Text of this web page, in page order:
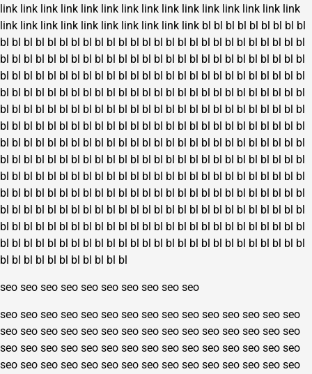
link link link link link link link link link link link link link link link
link link link link link link link link link link bl bl bl bl bl bl bl bl bl
bl bl bl bl bl bl bl bl bl bl bl bl bl bl bl bl bl bl bl bl bl bl bl bl bl bl
bl bl bl bl bl bl bl bl bl bl bl bl bl bl bl bl bl bl bl bl bl bl bl bl bl bl
bl bl bl bl bl bl bl bl bl bl bl bl bl bl bl bl bl bl bl bl bl bl bl bl bl bl
bl bl bl bl bl bl bl bl bl bl bl bl bl bl bl bl bl bl bl bl bl bl bl bl bl bl
bl bl bl bl bl bl bl bl bl bl bl bl bl bl bl bl bl bl bl bl bl bl bl bl bl bl
bl bl bl bl bl bl bl bl bl bl bl bl bl bl bl bl bl bl bl bl bl bl bl bl bl bl
bl bl bl bl bl bl bl bl bl bl bl bl bl bl bl bl bl bl bl bl bl bl bl bl bl bl
bl bl bl bl bl bl bl bl bl bl bl bl bl bl bl bl bl bl bl bl bl bl bl bl bl bl
bl bl bl bl bl bl bl bl bl bl bl bl bl bl bl bl bl bl bl bl bl bl bl bl bl bl
bl bl bl bl bl bl bl bl bl bl bl bl bl bl bl bl bl bl bl bl bl bl bl bl bl bl
bl bl bl bl bl bl bl bl bl bl bl bl bl bl bl bl bl bl bl bl bl bl bl bl bl bl
bl bl bl bl bl bl bl bl bl bl bl bl bl bl bl bl bl bl bl bl bl bl bl bl bl bl
bl bl bl bl bl bl bl bl bl bl bl bl bl bl bl bl bl bl bl bl bl bl bl bl bl bl
bl bl bl bl bl bl bl bl bl bl bl
seo seo seo seo seo seo seo seo seo seo
seo seo seo seo seo seo seo seo seo seo seo seo seo seo seo
seo seo seo seo seo seo seo seo seo seo seo seo seo seo seo
seo seo seo seo seo seo seo seo seo seo seo seo seo seo seo
seo seo seo seo seo seo seo seo seo seo seo seo seo seo seo